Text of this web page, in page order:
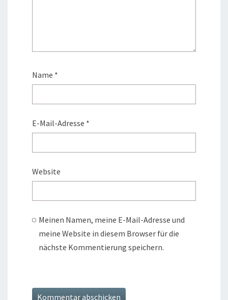
Name *
E-Mail-Adresse *
Website
Meinen Namen, meine E-Mail-Adresse und
meine Website in diesem Browser für die
nächste Kommentierung speichern.